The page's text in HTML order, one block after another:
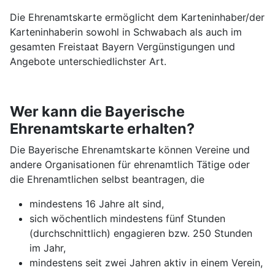
Die Ehrenamtskarte ermöglicht dem Karteninhaber/der
Karteninhaberin sowohl in Schwabach als auch im
gesamten Freistaat Bayern Vergünstigungen und
Angebote unterschiedlichster Art.
Wer kann die Bayerische
Ehrenamtskarte erhalten?
Die Bayerische Ehrenamtskarte können Vereine und
andere Organisationen für ehrenamtlich Tätige oder
die Ehrenamtlichen selbst beantragen, die
mindestens 16 Jahre alt sind,
sich wöchentlich mindestens fünf Stunden
(durchschnittlich) engagieren bzw. 250 Stunden
im Jahr,
mindestens seit zwei Jahren aktiv in einem Verein,